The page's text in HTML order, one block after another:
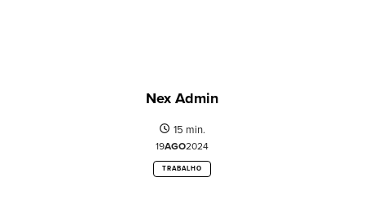
Nex Admin
15 min.
19AGO2024
TRABALHO